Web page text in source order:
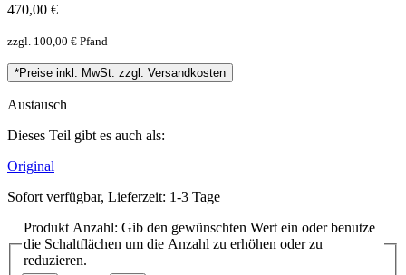
470,00 €
zzgl. 100,00 € Pfand
*Preise inkl. MwSt. zzgl. Versandkosten
Austausch
Dieses Teil gibt es auch als:
Original
Sofort verfügbar, Lieferzeit: 1-3 Tage
Produkt Anzahl: Gib den gewünschten Wert ein oder benutze
die Schaltflächen um die Anzahl zu erhöhen oder zu
reduzieren.